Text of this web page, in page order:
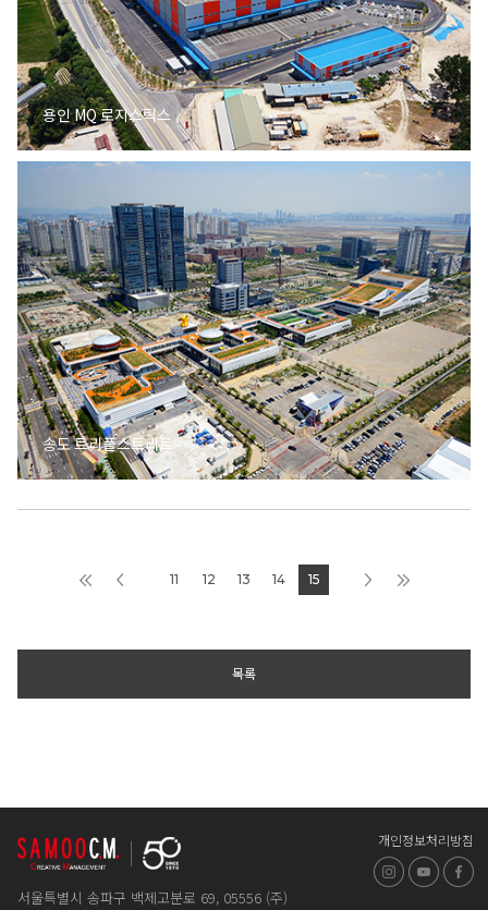
용인 MQ 로지스틱스
송도 트리플스트리트
11 12 13 14 15
목록
서울특별시 송파구 백제고분로 69, 05556 (주)
개인정보처리방침
인스타그램
유튜브페